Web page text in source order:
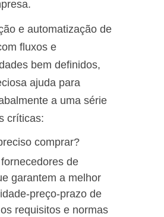
e automatização de
fluxos e
bem definidos,
ajuda para
a uma série
críticas:
comprar?
de
garantem a melhor
preço-prazo de
requisitos e normas